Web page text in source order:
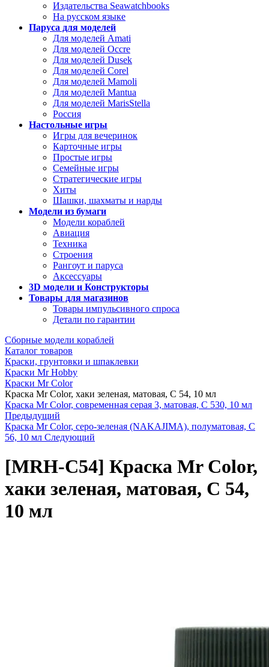
Издательства Seawatchbooks
На русском языке
Паруса для моделей
Для моделей Amati
Для моделей Occre
Для моделей Dusek
Для моделей Corel
Для моделей Mamoli
Для моделей Mantua
Для моделей MarisStella
Россия
Настольные игры
Игры для вечеринок
Карточные игры
Простые игры
Семейные игры
Стратегические игры
Хиты
Шашки, шахматы и нарды
Модели из бумаги
Модели кораблей
Авиация
Техника
Строения
Рангоут и паруса
Аксессуары
3D модели и Конструкторы
Товары для магазинов
Товары импульсивного спроса
Детали по гарантии
Сборные модели кораблей
Каталог товаров
Краски, грунтовки и шпаклевки
Краски Mr Hobby
Краски Mr Color
Краска Mr Color, хаки зеленая, матовая, C 54, 10 мл
Краска Mr Color, современная серая 3, матовая, C 530, 10 мл
Предыдущий
Краска Mr Color, серо-зеленая (NAKAJIMA), полуматовая, C
56, 10 мл Следующий
[MRH-C54] Краска Mr Color,
хаки зеленая, матовая, C 54,
10 мл